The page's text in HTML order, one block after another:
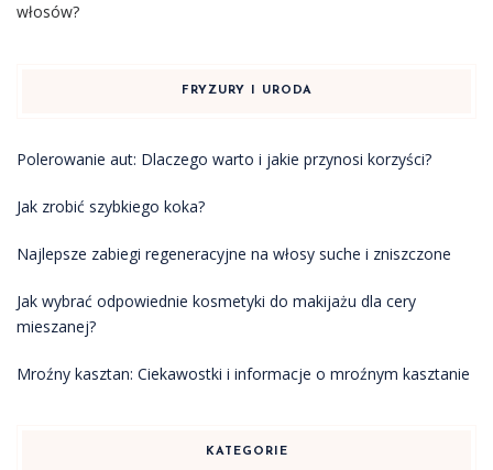
włosów?
FRYZURY I URODA
Polerowanie aut: Dlaczego warto i jakie przynosi korzyści?
Jak zrobić szybkiego koka?
Najlepsze zabiegi regeneracyjne na włosy suche i zniszczone
Jak wybrać odpowiednie kosmetyki do makijażu dla cery
mieszanej?
Mroźny kasztan: Ciekawostki i informacje o mroźnym kasztanie
KATEGORIE